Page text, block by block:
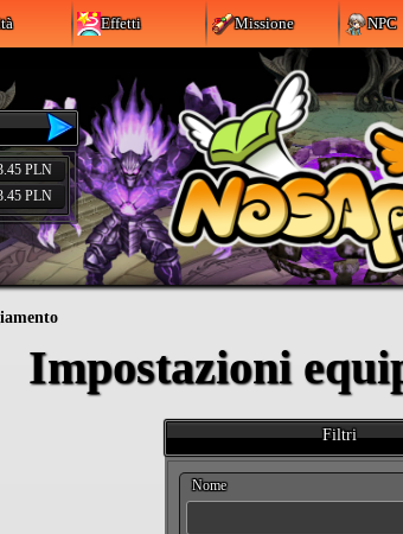
Effetti Missione NPC
PLN
PLN
Impostazioni
Filtri
Nome